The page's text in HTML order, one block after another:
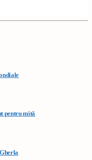
pentru mită